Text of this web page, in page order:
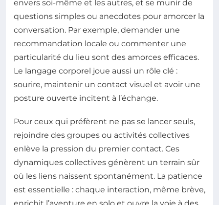
envers soi-même et les autres, et se munir de
questions simples ou anecdotes pour amorcer la
conversation. Par exemple, demander une
recommandation locale ou commenter une
particularité du lieu sont des amorces efficaces.
Le langage corporel joue aussi un rôle clé :
sourire, maintenir un contact visuel et avoir une
posture ouverte incitent à l’échange.
Pour ceux qui préfèrent ne pas se lancer seuls,
rejoindre des groupes ou activités collectives
enlève la pression du premier contact. Ces
dynamiques collectives génèrent un terrain sûr
où les liens naissent spontanément. La patience
est essentielle : chaque interaction, même brève,